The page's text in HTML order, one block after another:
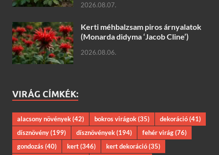
2026.08.07.
Kerti méhbalzsam piros árnyalatok
(Monarda didyma ‘Jacob Cline’)
2026.08.06.
VIRÁG CÍMKÉK:
alacsony növények(42) bokros virágok(35) dekoráció(41)
dísznövény(199) dísznövények(194) fehér virág(76)
gondozás(40) kert(346) kert dekoráció(35)